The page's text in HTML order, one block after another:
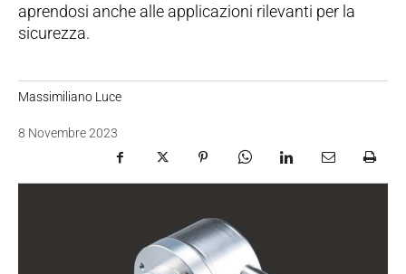
aprendosi anche alle applicazioni rilevanti per la
sicurezza.
Massimiliano Luce
8 Novembre 2023